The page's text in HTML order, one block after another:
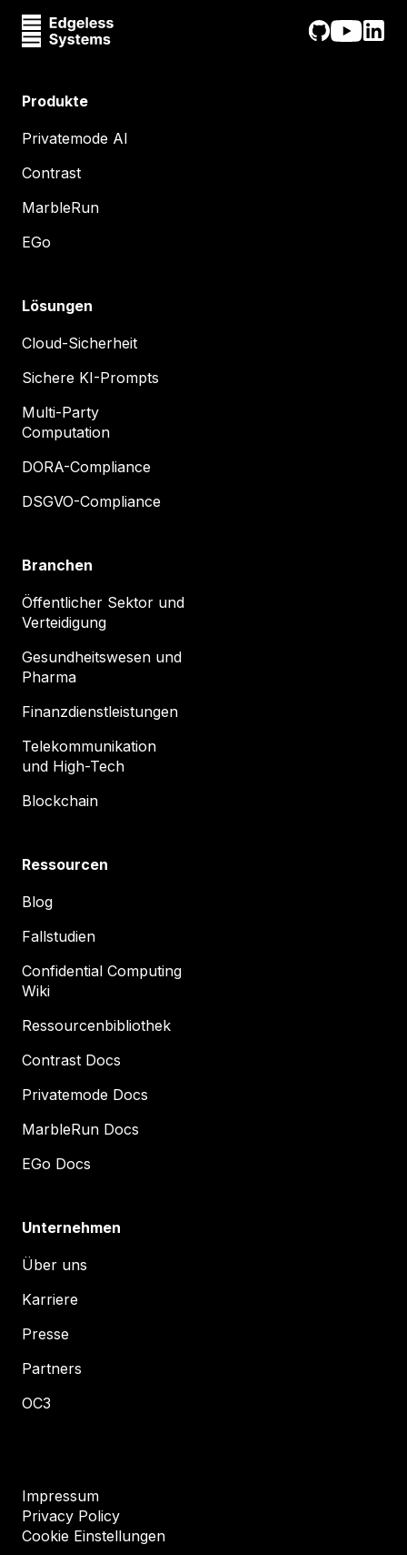
Produkte
Privatemode AI
Contrast
MarbleRun
EGo
Lösungen
Cloud-Sicherheit
Sichere KI-Prompts
Multi-Party
Computation
DORA-Compliance
DSGVO-Compliance
Branchen
Öffentlicher Sektor und
Verteidigung
Gesundheitswesen und
Pharma
Finanzdienstleistungen
Telekommunikation
und High-Tech
Blockchain
Ressourcen
Blog
Fallstudien
Confidential Computing
Wiki
Ressourcenbibliothek
Contrast Docs
Privatemode Docs
MarbleRun Docs
EGo Docs
Unternehmen
Über uns
Karriere
Presse
Partners
OC3
Impressum
Privacy Policy
Cookie Einstellungen